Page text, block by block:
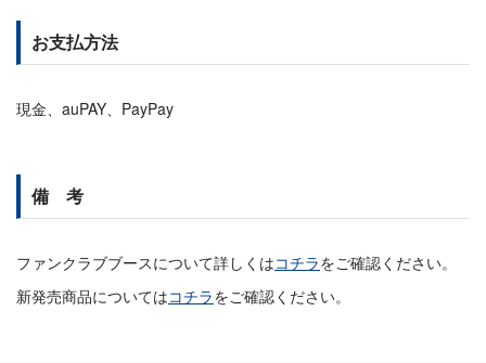
お支払方法
現金、auPAY、PayPay
備 考
ファンクラブブースについて詳しくはコチラをご確認ください。
新発売商品についてはコチラをご確認ください。